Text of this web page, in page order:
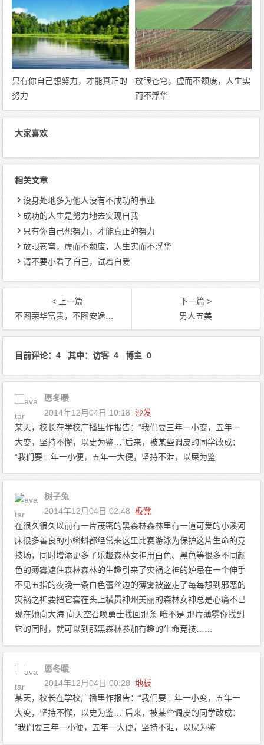
只有你自己想努力，才能真正的
努力
放眼苍穹，虚而不颓废，人生实
而不浮华
大家喜欢
相关文章
设身处地多为他人没有不成功的事业
成功的人生是努力地去实现自我
只有你自己想努力，才能真正的努力
放眼苍穹，虚而不颓废，人生实而不浮华
请不要小看了自己，试着自爱
< 上一篇
不图荣华富贵，不图安逸享乐
下一篇 >
男人五美
目前评论：4 其中：访客 4 博主 0
愿冬暖
2014年12月04日 10:18 沙发
某天，校长在学校广播里作报告：“我们要三年一小变，五年一
大变，坚持不懈，以史为鉴…”后来，被某些调皮的同学改成：
“我们要三年一小便，五年一大便，坚持不泄，以屎为鉴
树子兔
2014年12月04日 02:48 板凳
在很久很久以前有一片茂密的黑森林森林里有一道可爱的小溪河
床很多善良的小蝌蚪都经常来这里比赛游泳为保护这片生命的竞
技场，同时增添更多了乐趣森林女神用白色、黑色等很多不同颜
色的薄雾遮住森林森林的生趣引来了灾祸之神的妒忌在一个伸手
不见五指的夜晚一条白色蕾丝边的薄雾被盗走了每每想到邪恶的
灾祸之神要把它套在头上横贯神州美丽的森林女神总是心痛不已
现在她向大海 向天空召唤勇士找回那条 哦不是 那片薄雾你找到
它的同时，就可以到那黑森林参加有趣的生命竞技……
愿冬暖
2014年12月04日 00:28 地板
某天，校长在学校广播里作报告：“我们要三年一小变，五年一
大变，坚持不懈，以史为鉴…”后来，被某些调皮的同学改成：
“我们要三年一小便，五年一大便，坚持不泄，以屎为鉴